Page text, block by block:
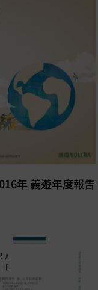
年 義遊年度報告